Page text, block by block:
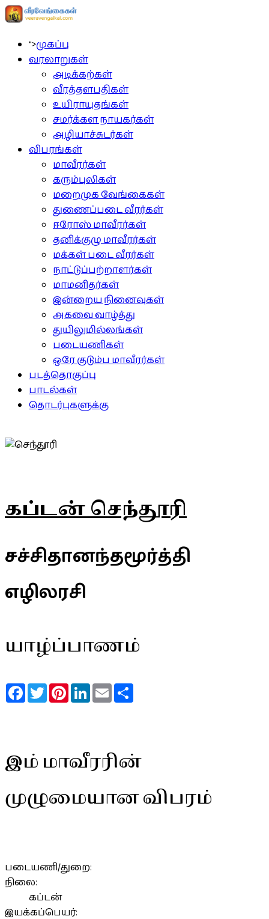
">முகப்பு
வரலாறுகள்
அடிக்கற்கள்
வீரத்தளபதிகள்
உயிராயுதங்கள்
சமர்க்கள நாயகர்கள்
அழியாச்சுடர்கள்
விபரங்கள்
மாவீரர்கள்
கரும்புலிகள்
மறைமுக வேங்கைகள்
துணைப்படை வீரர்கள்
ஈரோஸ் மாவீரர்கள்
தனிக்குழு மாவீரர்கள்
மக்கள் படை வீரர்கள்
நாட்டுப்பற்றாளர்கள்
மாமனிதர்கள்
இன்றைய நினைவுகள்
அகவை வாழ்த்து
துயிலுமில்லங்கள்
படையணிகள்
ஒரே குடும்ப மாவீரர்கள்
படத்தொகுப்பு
பாடல்கள்
தொடர்புகளுக்கு
கப்டன் செந்தூரி
சச்சிதானந்தமூர்த்தி
எழிலரசி
யாழ்ப்பாணம்
FacebookTwitterPinterestLinkedInEmail
இம் மாவீரரின்
முழுமையான விபரம்
படையணி/துறை:
நிலை:
கப்டன்
இயக்கப்பெயர்: